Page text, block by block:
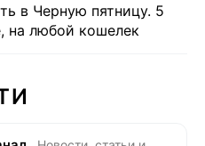
в Черную пятницу. 5
на любой кошелек